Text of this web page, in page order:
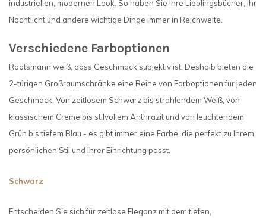
industriellen, modernen Look. So haben Sie Ihre Lieblingsbücher, Ihr
Nachtlicht und andere wichtige Dinge immer in Reichweite.
Verschiedene Farboptionen
Rootsmann weiß, dass Geschmack subjektiv ist. Deshalb bieten die
2-türigen Großraumschränke eine Reihe von Farboptionen für jeden
Geschmack. Von zeitlosem Schwarz bis strahlendem Weiß, von
klassischem Creme bis stilvollem Anthrazit und von leuchtendem
Grün bis tiefem Blau - es gibt immer eine Farbe, die perfekt zu Ihrem
persönlichen Stil und Ihrer Einrichtung passt.
Schwarz
Entscheiden Sie sich für zeitlose Eleganz mit dem tiefen,